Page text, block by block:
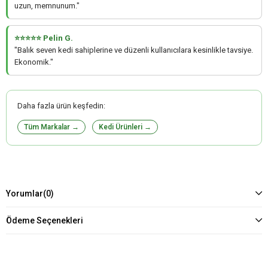
uzun, memnunum."
⭐⭐⭐⭐⭐ Pelin G.
"Balık seven kedi sahiplerine ve düzenli kullanıcılara kesinlikle tavsiye.
Ekonomik."
Daha fazla ürün keşfedin:
Tüm Markalar → Kedi Ürünleri →
Yorumlar(0)
Ödeme Seçenekleri